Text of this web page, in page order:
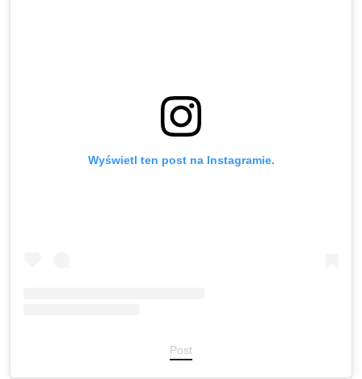
Wyświetl ten post na Instagramie.
Post